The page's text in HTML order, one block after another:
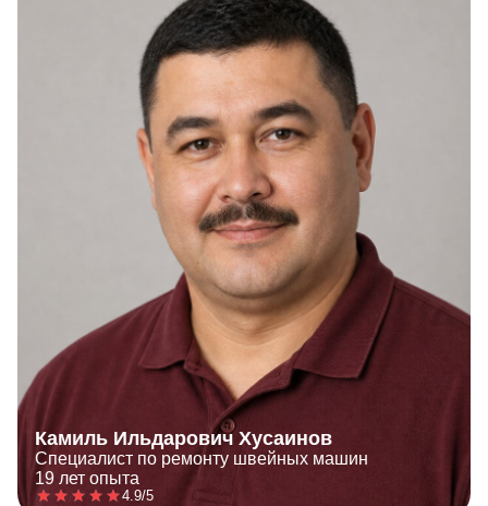
Камиль Ильдарович Хусаинов
Специалист по ремонту швейных машин
19 лет опыта
4.9/5